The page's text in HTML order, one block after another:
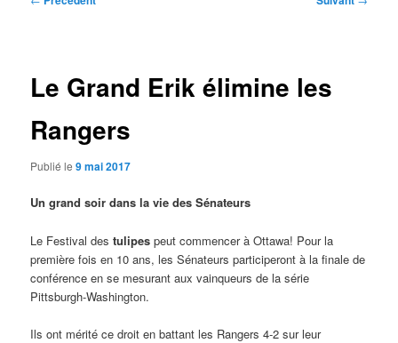
Le Grand Erik élimine les
Rangers
Publié le9 mai 2017
Un grand soir dans la vie des Sénateurs
Le Festival destulipes peut commencer à Ottawa! Pour la
première fois en 10 ans, les Sénateurs participeront à la finale de
conférence en se mesurant aux vainqueurs de la série
Pittsburgh-Washington.
Ils ont mérité ce droit en battant les Rangers 4-2 sur leur